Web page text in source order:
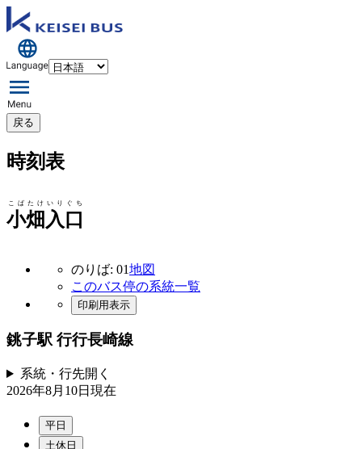
戻る
時刻表
小畑入口
こばたけいりぐち
のりば: 01地図
このバス停の系統一覧
印刷用表示
銚子駅 行行長崎線
系統・行先開く
2026年8月10日 現在
平日
土休日